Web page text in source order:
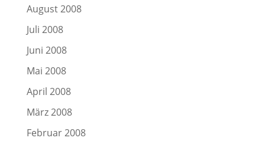
August 2008
Juli 2008
Juni 2008
Mai 2008
April 2008
März 2008
Februar 2008